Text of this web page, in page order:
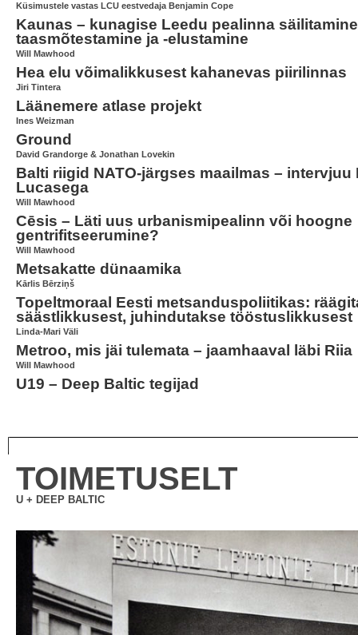
Küsimustele vastas LCU eestvedaja Benjamin Cope
Kaunas – kunagise Leedu pealinna
taasmõtestamine ja -elustamine
Will Mawhood
Hea elu võimalikkusest kahanevas piirilinnas
Jiri Tintera
Läänemere atlase projekt
Ines Weizman
Ground
David Grandorge & Jonathan Lovekin
Balti riigid NATO-järgses maailmas – intervjuu
Lucasega
Will Mawhood
Cēsis – Läti uus urbanismipealinn või hoogne
gentrifitseerumine?
Will Mawhood
Metsakatte dünaamika
Kārlis Bērziņš
Topeltmoraal Eesti metsanduspoliitikas:
säästlikkusest, juhindutakse tööstuslikkusest
Linda-Mari Väli
Metroo, mis jäi tulemata – jaamhaaval läbi Riia
Will Mawhood
U19 – Deep Baltic tegijad
TOIMETUSELT
U + DEEP BALTIC